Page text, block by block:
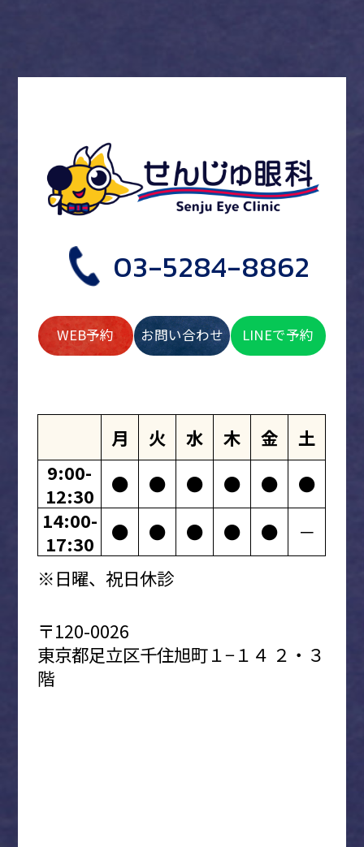
03-5284-8862
WEB予約 お問い合わせ LINEで予約
月 火 水 木 金
土
9:00-
12:30
● ● ● ● ●
●
14:00-
17:30
● ● ● ● ●
－
※日曜、祝日休診
〒120-0026
東京都足立区千住旭町１−１４ ２・３
階